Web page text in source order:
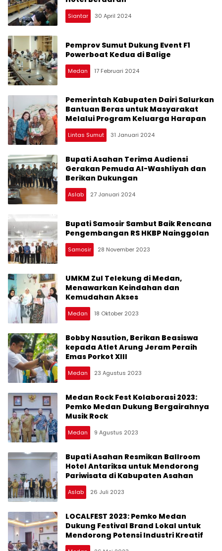
Siantar 30 April 2024
Pemprov Sumut Dukung Event F1
Powerboat Kedua di Balige
Medan 17 Februari 2024
Pemerintah Kabupaten Dairi Salurkan
Bantuan Beras untuk Masyarakat
Melalui Program Keluarga Harapan
Lintas Sumut 31 Januari 2024
Bupati Asahan Terima Audiensi
Gerakan Pemuda Al-Washliyah dan
Berikan Dukungan
Aslab 27 Januari 2024
Bupati Samosir Sambut Baik Rencana
Pengembangan RS HKBP Nainggolan
Samosir 28 November 2023
UMKM Zul Telekung di Medan,
Menawarkan Keindahan dan
Kemudahan Akses
Medan 18 Oktober 2023
Bobby Nasution, Berikan Beasiswa
kepada Atlet Arung Jeram Peraih
Emas Porkot XIII
Medan 23 Agustus 2023
Medan Rock Fest Kolaborasi 2023:
Pemko Medan Dukung Bergairahnya
Musik Rock
Medan 9 Agustus 2023
Bupati Asahan Resmikan Ballroom
Hotel Antariksa untuk Mendorong
Pariwisata di Kabupaten Asahan
Aslab 26 Juli 2023
LOCALFEST 2023: Pemko Medan
Dukung Festival Brand Lokal untuk
Mendorong Potensi Industri Kreatif